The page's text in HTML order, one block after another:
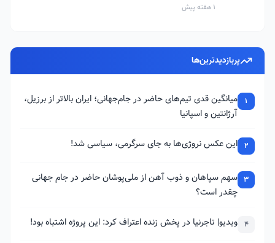
1 هفته پیش
پربازدیدترین‌ها
1
میانگین قدی تیم‌های حاضر در جام‌جهانی؛ ایران بالاتر از برزیل،
آرژانتین و اسپانیا
2 این عکس نروژی‌ها به جای سرگرمی، سیاسی شد!
3 سهم سپاهان و ذوب آهن از ملی‌پوشان حاضر در جام جهانی
چقدر است؟
4 ویدیو| تاجرنیا در پخش زنده اعتراف کرد: این پروژه اشتباه بود!